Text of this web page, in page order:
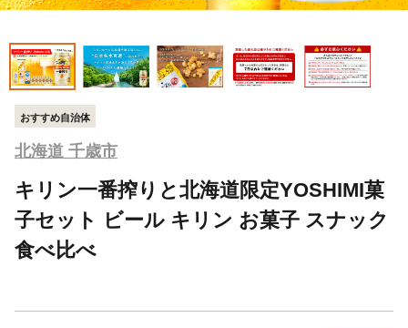
おすすめ自治体
北海道 千歳市
キリン一番搾りと北海道限定YOSHIMI菓
子セット ビール キリン お菓子 スナック
食べ比べ